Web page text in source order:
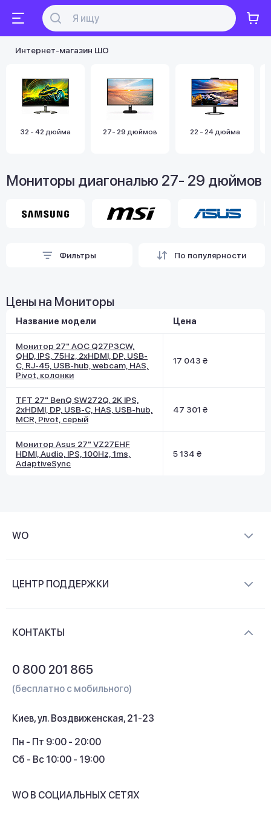
Интернет-магазин ШО
32 - 42 дюйма 27- 29 дюймов 22 - 24 дюйма
Мониторы диагональю 27- 29 дюймов
Фильтры По популярности
Цены на Мониторы
Название модели Цена
Монитор 27" AOC Q27P3CW,
QHD, IPS, 75Hz, 2xHDMI, DP, USB-
C, RJ-45, USB-hub, webcam, HAS,
Pivot, колонки
17 043 ₴
TFT 27" BenQ SW272Q, 2K IPS,
2хHDMI, DP, USB-C, HAS, USB-hub,
MCR, Pivot, серый
47 301 ₴
Монитор Asus 27" VZ27EHF
HDMI, Audio, IPS, 100Hz, 1ms,
AdaptiveSync
5 134 ₴
WO
Контакты
ЦЕНТР ПОДДЕРЖКИ
Кэшбек
КОНТАКТЫ
0 800 201 865
(бесплатно с мобильного)
Киев, ул. Воздвиженская, 21-23
Пн - Пт 9:00 - 20:00
Сб - Вс 10:00 - 19:00
WO В СОЦИАЛЬНЫХ СЕТЯХ